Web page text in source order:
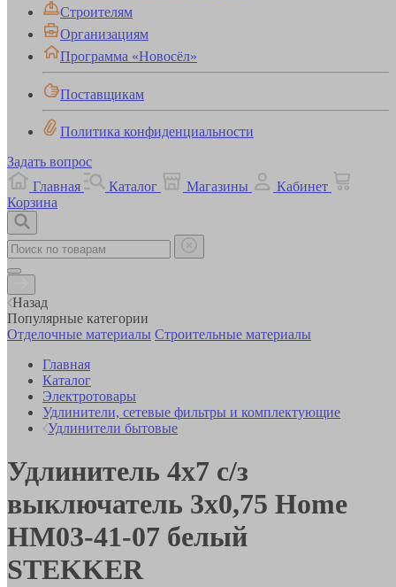
Строителям
Организациям
Программа «Новосёл»
Поставщикам
Политика конфиденциальности
Задать вопрос
Главная
Каталог Магазины
Кабинет
Корзина
Назад
Популярные категории
Отделочные материалы Строительные материалы
Главная
Каталог
Электротовары
Удлинители, сетевые фильтры и комплектующие
Удлинители бытовые
Удлинитель 4х7 с/з
выключатель 3x0,75 Home
HM03-41-07 белый
STEKKER